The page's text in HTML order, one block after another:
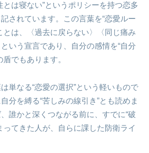
とは寝ない”というポリシーを持つ恋多
されています。この言葉を“恋愛ルー
とは、〈過去に戻らない〉〈同じ痛み
いう宣言であり、自分の感情を“自分
でもあります。
単なる“恋愛の選択”という軽いもので
分を縛る“苦しみの線引き”とも読めま
誰かと深くつながる前に、すでに“破
ってきた人が、自らに課した防衛ライ